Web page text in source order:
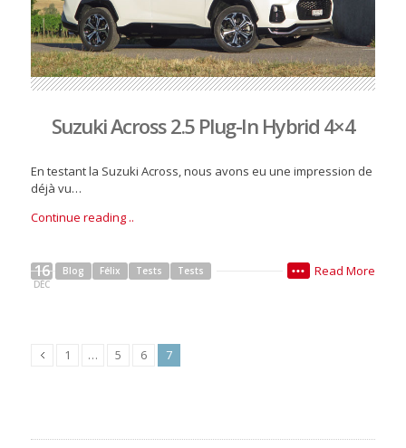
Suzuki Across 2.5 Plug-In Hybrid 4×4
En testant la Suzuki Across, nous avons eu une impression de
déjà vu…
Continue reading ..
16
DÉC
Blog Félix Tests Tests Read More
•••
1 … 5 6 7